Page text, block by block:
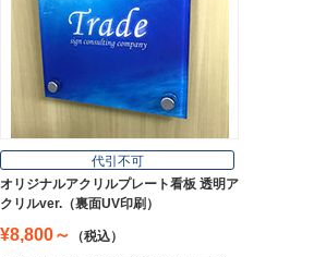
代引不可
オリジナルアクリルプレート看板 透明ア
クリルver.（裏面UV印刷）
¥8,800～
（税込）